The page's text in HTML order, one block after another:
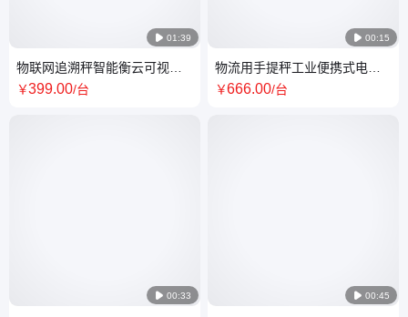
 01:39
物联网追溯秤智能衡云可视秤
食堂溯源电子秤 食材采购验收
￥399.00/台
 00:33
 00:15
物流用手提秤工业便携式电子
台秤200kg 小型蓝牙货物秤
￥666.00/台
 00:45